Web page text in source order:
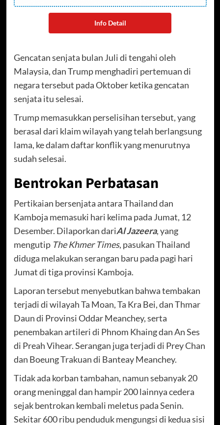
Info Detail
Gencatan senjata bulan Juli di tengahi oleh
Malaysia, dan Trump menghadiri pertemuan di
negara tersebut pada Oktober ketika gencatan
senjata itu selesai.
Trump memasukkan perselisihan tersebut, yang
berasal dari klaim wilayah yang telah berlangsung
lama, ke dalam daftar konflik yang menurutnya
sudah selesai.
Bentrokan Perbatasan
Pertikaian bersenjata antara Thailand dan
Kamboja memasuki hari kelima pada Jumat, 12
Desember. Dilaporkan dariAl Jazeera, yang
mengutip The Khmer Times, pasukan Thailand
diduga melakukan serangan baru pada pagi hari
Jumat di tiga provinsi Kamboja.
Laporan tersebut menyebutkan bahwa tembakan
terjadi di wilayah Ta Moan, Ta Kra Bei, dan Thmar
Daun di Provinsi Oddar Meanchey, serta
penembakan artileri di Phnom Khaing dan An Ses
di Preah Vihear. Serangan juga terjadi di Prey Chan
dan Boeung Trakuan di Banteay Meanchey.
Tidak ada korban tambahan, namun sebanyak 20
orang meninggal dan hampir 200 lainnya cedera
sejak bentrokan kembali meletus pada Senin.
Sekitar 600 ribu penduduk mengungsi di kedua sisi